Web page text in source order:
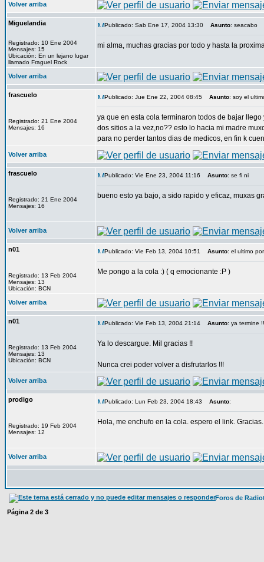
Volver arriba
Miguelandia
Registrado: 10 Ene 2004
Mensajes: 15
Ubicación: En un lejano lugar
llamado Fraguel Rock
Publicado: Sab Ene 17, 2004 13:30 Asunto: seacabo
mi alma, muchas gracias por todo y hasta la
Volver arriba
frascuelo
Registrado: 21 Ene 2004
Mensajes: 16
Publicado: Jue Ene 22, 2004 08:45 Asunto: soy el
ya que en esta cola terminaron todos de bajar
dos sitios a la vez,no?? esto lo hacia mi madre
para no perder tantos dias de medicos, en fin k
Volver arriba
frascuelo
Registrado: 21 Ene 2004
Mensajes: 16
Publicado: Vie Ene 23, 2004 11:16 Asunto: se fi ni
bueno esto ya bajo, a sido rapido y eficaz, muxas
Volver arriba
n01
Registrado: 13 Feb 2004
Mensajes: 13
Ubicación: BCN
Publicado: Vie Feb 13, 2004 10:51 Asunto: el ultimo
Me pongo a la cola :) ( q emocionante :P )
Volver arriba
n01
Registrado: 13 Feb 2004
Mensajes: 13
Ubicación: BCN
Publicado: Vie Feb 13, 2004 21:14 Asunto: ya termine !!
Ya lo descargue. Mil gracias !!
Nunca crei poder volver a disfrutarlos !!!
Volver arriba
prodigo
Registrado: 19 Feb 2004
Mensajes: 12
Publicado: Lun Feb 23, 2004 18:43 Asunto:
Hola, me enchufo en la cola. espero el link. Gracias.
Volver arriba
Foros de
Página 2 de 3